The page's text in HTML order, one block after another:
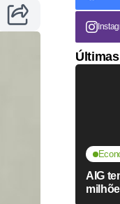
AIG